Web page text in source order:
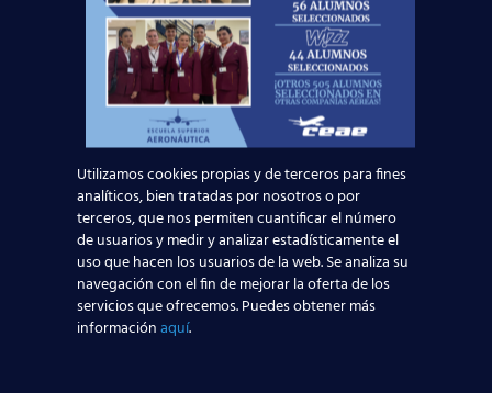
Si estás formándote o ya cuentas con tu
certificación TCP, este es el momento de preparar
tu candidatura en las convocatorias empleo para
TCP de junio 2026. En CursosTCP.es te ofrecemos
asesoramiento personalizado para que
destaques en los procesos de selección y
consigas tu plaza.
Ventajas de estudiar auxiliar
de vuelo con la red de
Centros de Estudios
Aeronáuticos más grande de
España (cursostcp)
Utilizamos cookies propias y de terceros para fines
analíticos, bien tratadas por nosotros o por
terceros, que nos permiten cuantificar el número
de usuarios y medir y analizar estadísticamente el
uso que hacen los usuarios de la web. Se analiza su
navegación con el fin de mejorar la oferta de los
servicios que ofrecemos. Puedes obtener más
informaciónaquí.